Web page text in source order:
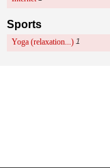
Sports
Yoga (relaxation...) 1